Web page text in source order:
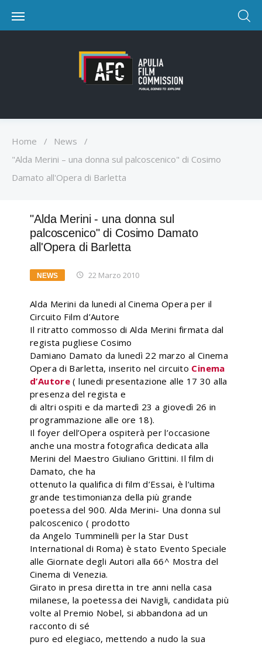
Home / News
/
"Alda Merini – una donna sul palcoscenico" di Cosimo
Damato all'Opera di Barletta
"Alda Merini - una donna sul
palcoscenico" di Cosimo Damato
all'Opera di Barletta
NEWS 22 Marzo 2010
Alda Merini da lunedi al Cinema Opera per il
Circuito Film d’Autore
Il ritratto commosso di Alda Merini firmata dal
regista pugliese Cosimo
Damiano Damato da lunedì 22 marzo al Cinema
Opera di Barletta, inserito nel circuito Cinema
d’Autore ( lunedi presentazione alle 17 30 alla
presenza del regista e
di altri ospiti e da martedì 23 a giovedì 26 in
programmazione alle ore 18).
Il foyer dell’Opera ospiterà per l’occasione
anche una mostra fotografica dedicata alla
Merini del Maestro Giuliano Grittini. Il film di
Damato, che ha
ottenuto la qualifica di film d’Essai, è l’ultima
grande testimonianza della più grande
poetessa del 900. Alda Merini- Una donna sul
palcoscenico ( prodotto
da Angelo Tumminelli per la Star Dust
International di Roma) è stato Evento Speciale
alle Giornate degli Autori alla 66^ Mostra del
Cinema di Venezia.
Girato in presa diretta in tre anni nella casa
milanese, la poetessa dei Navigli, candidata più
volte al Premio Nobel, si abbandona ad un
racconto di sé
puro ed elegiaco, mettendo a nudo la sua